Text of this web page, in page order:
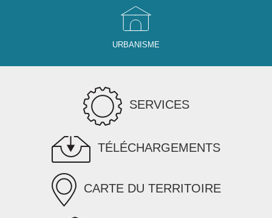
URBANISME
SERVICES
TÉLÉCHARGEMENTS
CARTE DU TERRITOIRE